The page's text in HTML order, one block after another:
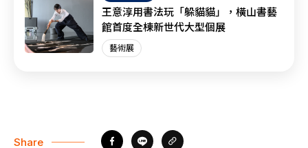
王意淳用書法玩「躲貓貓」，橫山書藝
館首度全棟新世代大型個展
藝術展
Share